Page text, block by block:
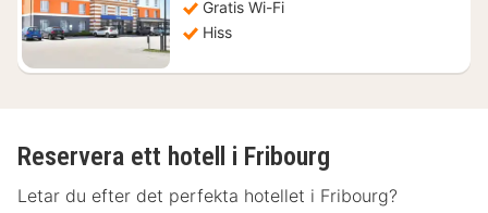
Gratis Wi-Fi
Hiss
Reservera ett hotell i Fribourg
Letar du efter det perfekta hotellet i Fribourg?